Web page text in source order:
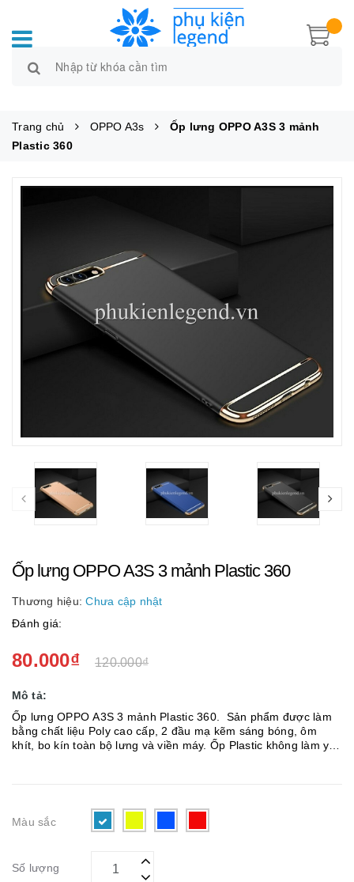
Trang chủ OPPO A3s
Ốp lưng OPPO A3S 3 mảnh
Plastic 360
Ốp lưng OPPO A3S 3 mảnh Plastic 360
Thương hiệu: Chưa cập nhật
Đánh giá:
80.000₫ 120.000₫
Mô tả:
Ốp lưng OPPO A3S 3 mảnh Plastic 360. Sản phẩm được làm
bằng chất liệu Poly cao cấp, 2 đầu mạ kẽm sáng bóng, ôm
khít, bo kín toàn bộ lưng và viền máy. Ốp Plastic không làm yếu
Màu sắc
Số lượng